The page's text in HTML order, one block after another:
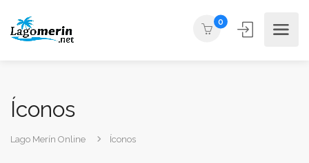
0
Íconos
Lago Merín Online Íconos